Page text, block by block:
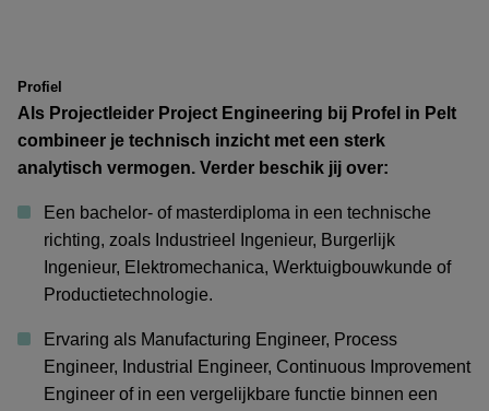
Profiel
Als Projectleider Project Engineering bij Profel in Pelt
combineer je technisch inzicht met een sterk
analytisch vermogen. Verder beschik jij over:
Een bachelor- of masterdiploma in een technische
richting, zoals Industrieel Ingenieur, Burgerlijk
Ingenieur, Elektromechanica, Werktuigbouwkunde of
Productietechnologie.
Ervaring als Manufacturing Engineer, Process
Engineer, Industrial Engineer, Continuous Improvement
Engineer of in een vergelijkbare functie binnen een